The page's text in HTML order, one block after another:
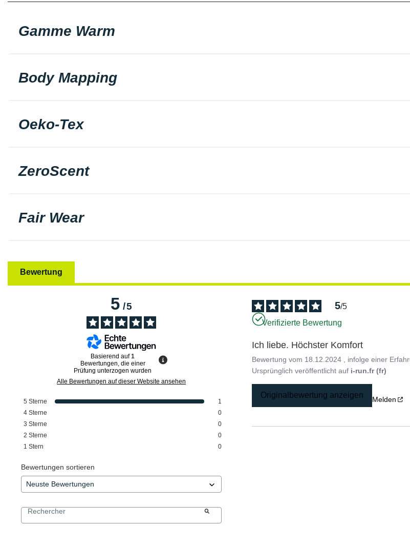
Gamme Warm
Body Mapping
Oeko-Tex
ZeroScent
Fair Wear
Bewertung
5/5
Basierend auf1
Bewertungen, die einer
Prüfung unterzogen wurden
Alle Bewertungen auf dieser Website ansehen
5 Sterne
1
4 Sterne
0
3 Sterne
0
2 Sterne
0
1 Stern 0
Bewertungen sortieren
5/5
Verifizierte Bewertung
Ich liebe. Höchster Komfort
Bewertung vom 18.12.2024 , infolge einer
Ursprünglich veröffentlicht auf i-run.fr (fr)
Originalbewertung anzeigen Melden